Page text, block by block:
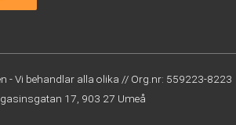
- Vi behandlar alla olika // Org.nr: 559223-8223
17, 903 27 Umeå